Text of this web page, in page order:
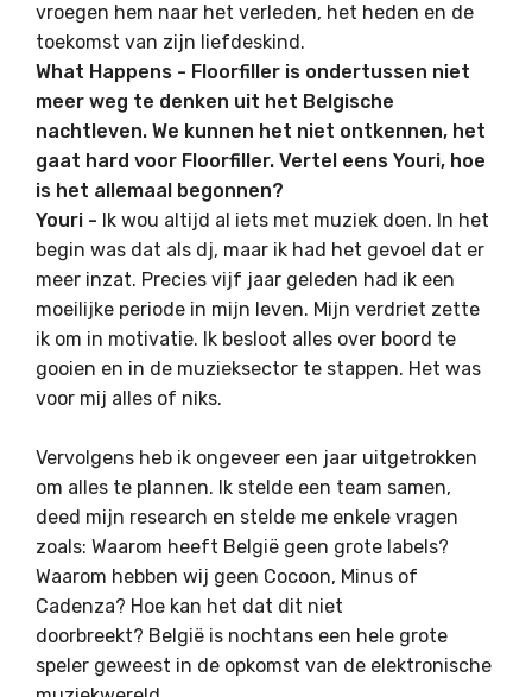
vroegen hem naar het verleden, het heden en de
toekomst van zijn liefdeskind.
What Happens - Floorfiller is ondertussen niet
meer weg te denken uit het Belgische
nachtleven. We kunnen het niet ontkennen, het
gaat hard voor Floorfiller. Vertel eens Youri, hoe
is het allemaal begonnen?
Youri - Ik wou altijd al iets met muziek doen. In het
begin was dat als dj, maar ik had het gevoel dat er
meer inzat. Precies vijf jaar geleden had ik een
moeilijke periode in mijn leven. Mijn verdriet zette
ik om in motivatie. Ik besloot alles over boord te
gooien en in de muzieksector te stappen. Het was
voor mij alles of niks.
Vervolgens heb ik ongeveer een jaar uitgetrokken
om alles te plannen. Ik stelde een team samen,
deed mijn research en stelde me enkele vragen
zoals: Waarom heeft België geen grote labels?
Waarom hebben wij geen Cocoon, Minus of
Cadenza? Hoe kan het dat dit niet
doorbreekt? België is nochtans een hele grote
speler geweest in de opkomst van de elektronische